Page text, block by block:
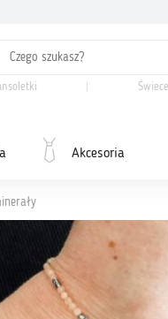
Świece
Akcesoria